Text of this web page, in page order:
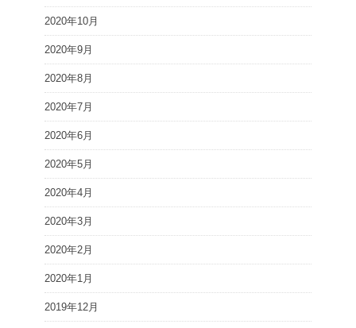
2020年10月
2020年9月
2020年8月
2020年7月
2020年6月
2020年5月
2020年4月
2020年3月
2020年2月
2020年1月
2019年12月